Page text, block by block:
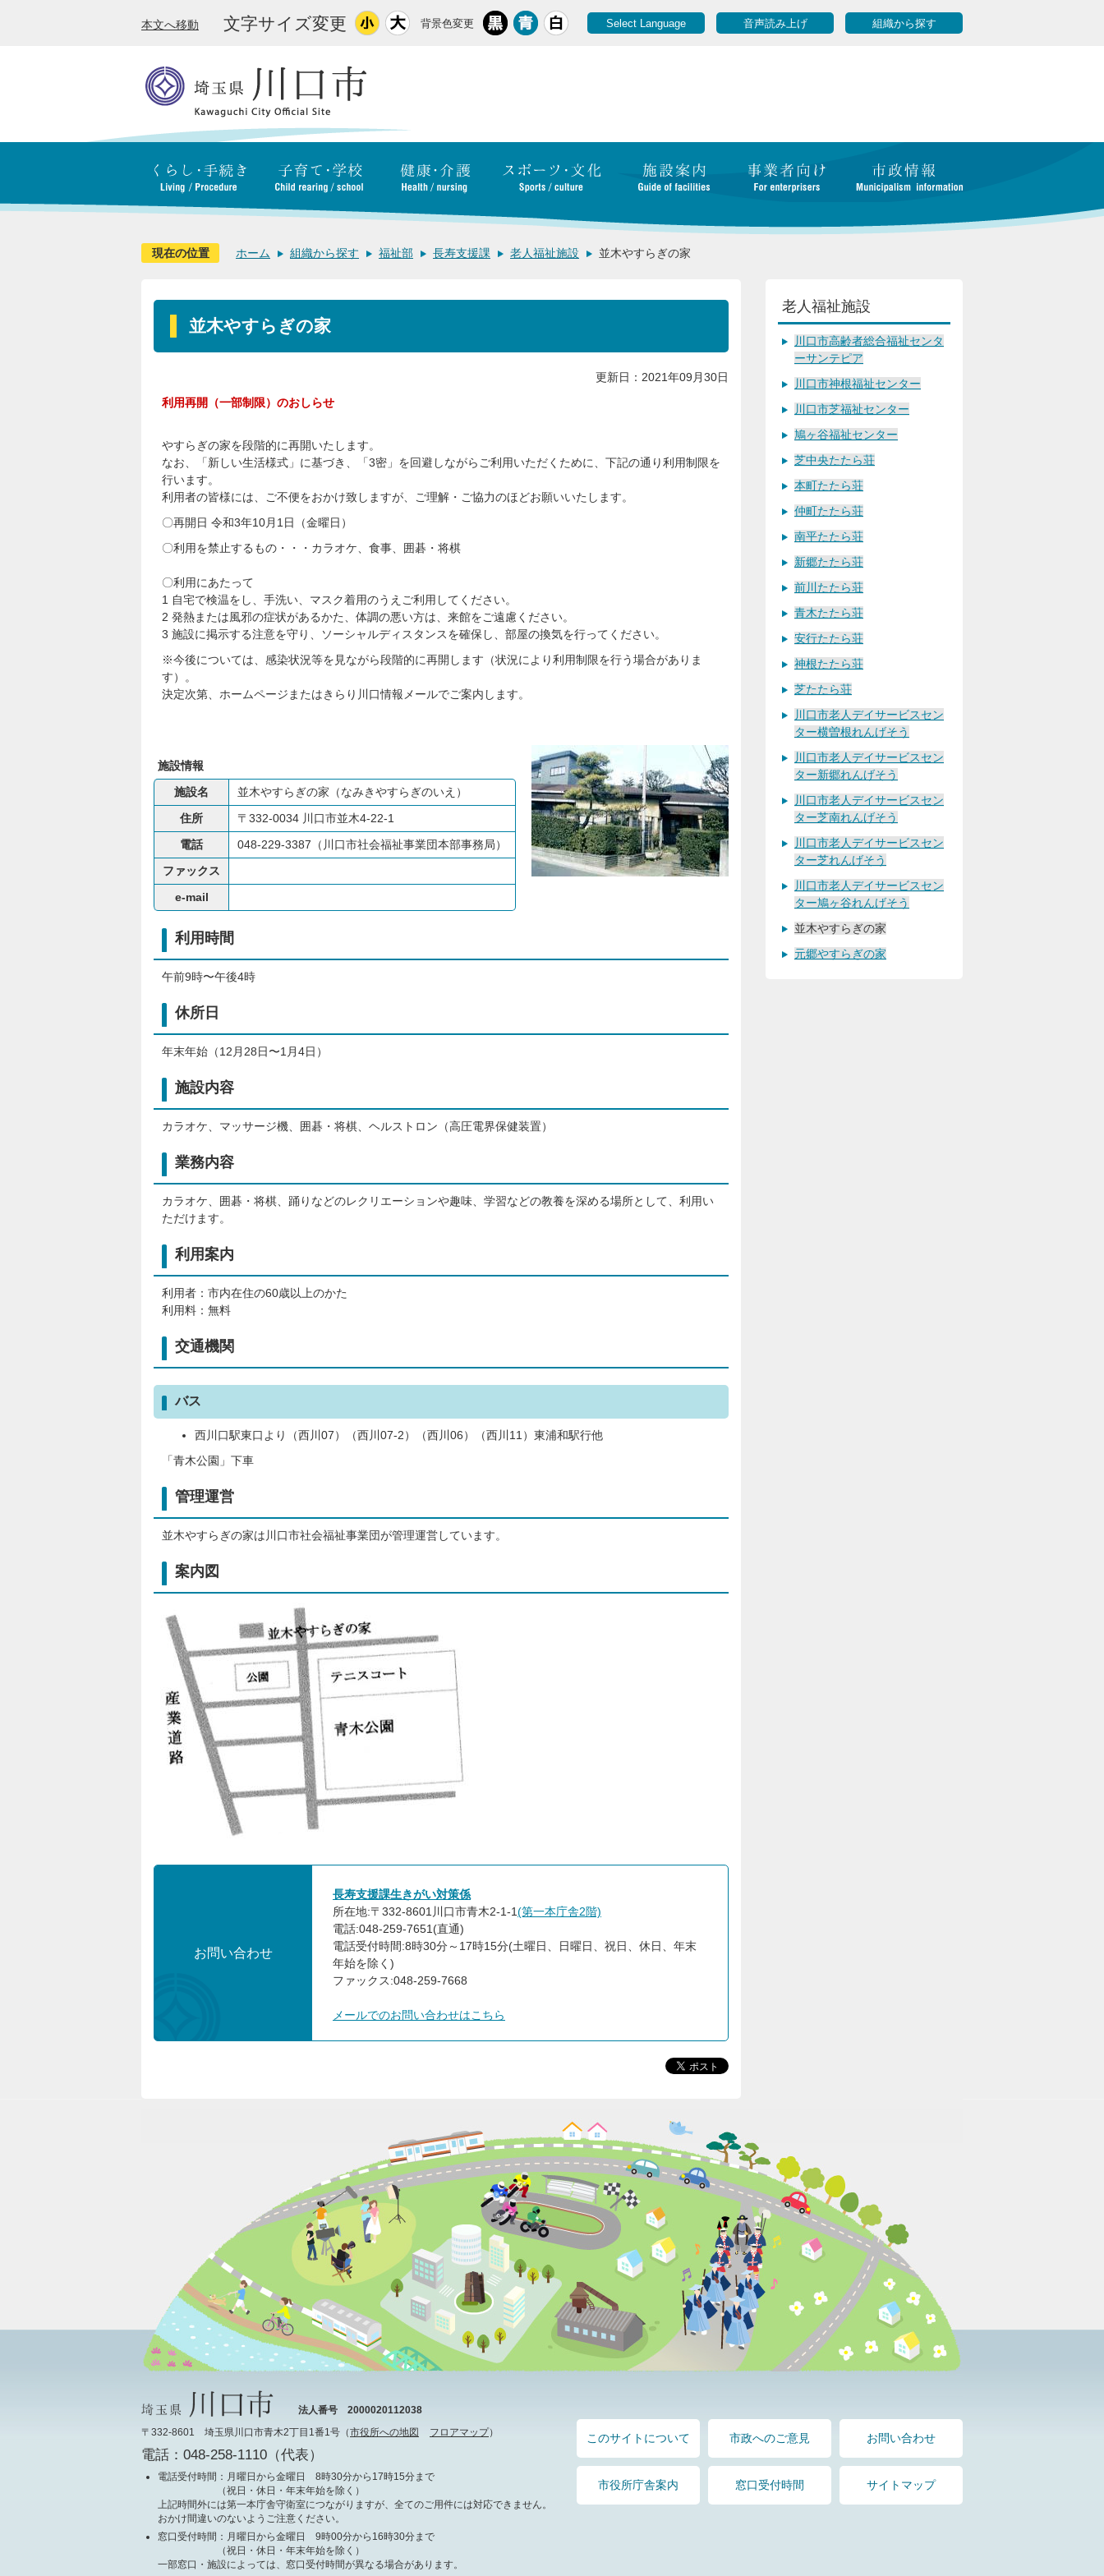
本文へ移動 文字サイズ変更 背景色変更 Select Language 音声読み上げ 組織から探す
現在の位置 ホーム 組織から探す 福祉部 長寿支援課 老人福祉施設 並木やすらぎの家
並木やすらぎの家
更新日：2021年09月30日
利用再開（一部制限）のおしらせ
やすらぎの家を段階的に再開いたします。
なお、「新しい生活様式」に基づき、「3密」を回避しながらご利用いただくために、下記の通り利用制限を
行います。
利用者の皆様には、ご不便をおかけ致しますが、ご理解・ご協力のほどお願いいたします。
〇再開日 令和3年10月1日（金曜日）
〇利用を禁止するもの・・・カラオケ、食事、囲碁・将棋
〇利用にあたって
1 自宅で検温をし、手洗い、マスク着用のうえご利用してください。
2 発熱または風邪の症状があるかた、体調の悪い方は、来館をご遠慮ください。
3 施設に掲示する注意を守り、ソーシャルディスタンスを確保し、部屋の換気を行ってください。
※今後については、感染状況等を見ながら段階的に再開します（状況により利用制限を行う場合がありま
す）。
決定次第、ホームページまたはきらり川口情報メールでご案内します。
施設情報
施設名
並木やすらぎの家（なみきやすらぎのいえ）
住所
〒332-0034 川口市並木4-22-1
電話
048-229-3387（川口市社会福祉事業団本部事務局）
ファックス
e-mail
利用時間
午前9時〜午後4時
休所日
年末年始（12月28日〜1月4日）
施設内容
カラオケ、マッサージ機、囲碁・将棋、ヘルストロン（高圧電界保健装置）
業務内容
カラオケ、囲碁・将棋、踊りなどのレクリエーションや趣味、学習などの教養を深める場所として、利用い
ただけます。
利用案内
利用者：市内在住の60歳以上のかた
利用料：無料
交通機関
バス
西川口駅東口より（西川07）（西川07-2）（西川06）（西川11）東浦和駅行他
「青木公園」下車
管理運営
並木やすらぎの家は川口市社会福祉事業団が管理運営しています。
案内図
お問い合わせ
長寿支援課生きがい対策係
所在地:〒332-8601川口市青木2-1-1(第一本庁舎2階)
電話:048-259-7651(直通)
電話受付時間:8時30分～17時15分(土曜日、日曜日、祝日、休日、年末
年始を除く)
ファックス:048-259-7668
メールでのお問い合わせはこちら
老人福祉施設
川口市高齢者総合福祉センタ
ーサンテピア
川口市神根福祉センター
川口市芝福祉センター
鳩ヶ谷福祉センター
芝中央たたら荘
本町たたら荘
仲町たたら荘
南平たたら荘
新郷たたら荘
前川たたら荘
青木たたら荘
安行たたら荘
神根たたら荘
芝たたら荘
川口市老人デイサービスセン
ター横曽根れんげそう
川口市老人デイサービスセン
ター新郷れんげそう
川口市老人デイサービスセン
ター芝南れんげそう
川口市老人デイサービスセン
ター芝れんげそう
川口市老人デイサービスセン
ター鳩ヶ谷れんげそう
並木やすらぎの家
元郷やすらぎの家
法人番号 2000020112038
〒332-8601 埼玉県川口市青木2丁目1番1号（市役所への地図 フロアマップ）
電話：048-258-1110（代表）
電話受付時間 ：月曜日から金曜日 8時30分から17時15分まで
（祝日・休日・年末年始を除く）
上記時間外には第一本庁舎守衛室につながりますが、全てのご用件には対応できません。
おかけ間違いのないようご注意ください。
窓口受付時間 ：月曜日から金曜日 9時00分から16時30分まで
（祝日・休日・年末年始を除く）
一部窓口・施設によっては、窓口受付時間が異なる場合があります。
このサイトについて 市政へのご意見 お問い合わせ
市役所庁舎案内 窓口受付時間 サイトマップ